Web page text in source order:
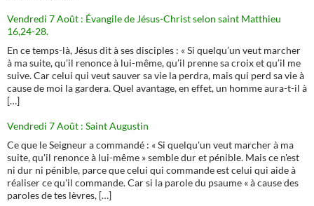
Vendredi 7 Août : Évangile de Jésus-Christ selon saint Matthieu
16,24-28.
En ce temps-là, Jésus dit à ses disciples : « Si quelqu’un veut marcher
à ma suite, qu’il renonce à lui-même, qu’il prenne sa croix et qu’il me
suive. Car celui qui veut sauver sa vie la perdra, mais qui perd sa vie à
cause de moi la gardera. Quel avantage, en effet, un homme aura-t-il à
[…]
Vendredi 7 Août : Saint Augustin
Ce que le Seigneur a commandé : « Si quelqu'un veut marcher à ma
suite, qu'il renonce à lui-même » semble dur et pénible. Mais ce n'est
ni dur ni pénible, parce que celui qui commande est celui qui aide à
réaliser ce qu'il commande. Car si la parole du psaume « à cause des
paroles de tes lèvres, […]